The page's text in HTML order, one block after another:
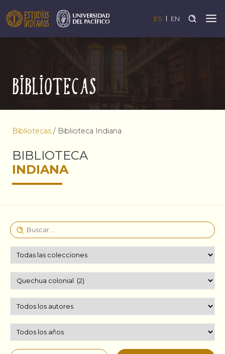
ES EN
Bibliotecas
Bibliotecas / Biblioteca Indiana
BIBLIOTECA
INDIANA